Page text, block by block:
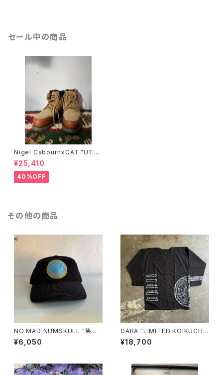
セール中の商品
Nigel Cabourn×CAT "UTA
H"/BROWN
¥25,410
40%OFF
その他の商品
NO MAD NUMSKULL "笑温
泉 CORDUROY CAP"(BLAC
K)
¥6,050
GARA "LIMITED KOIKUCHI
SHIRT for BREAKERS(Z)"(B
LACK×GRAY)
¥18,700